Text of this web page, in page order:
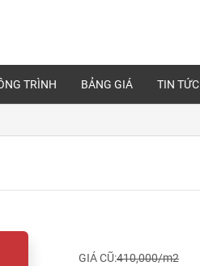
TRÌNH BẢNG GIÁ TIN TỨC
GIÁ CŨ:410,000/m2